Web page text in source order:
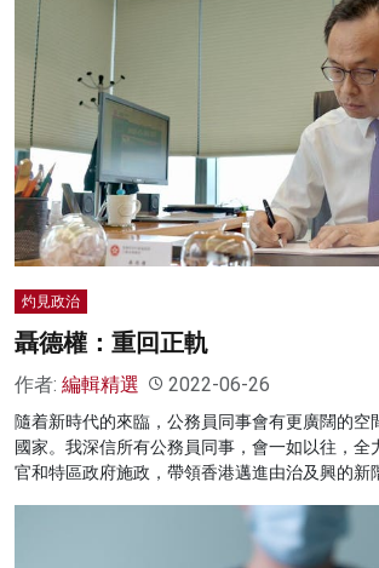
商業
科技
名家榜
灼見活動
灼見政治
聶德權：重回正軌
作者: 編輯精選 2022-06-26
隨着新時代的來臨，公務員同事會有更廣闊的空
國家。我深信所有公務員同事，會一如以往，全
官和特區政府施政，帶領香港邁進由治及興的新